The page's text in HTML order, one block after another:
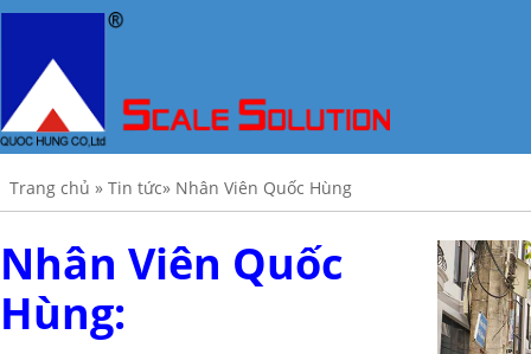
Trang chủ » Tin tức» Nhân Viên Quốc Hùng
Nhân Viên Quốc
Hùng: